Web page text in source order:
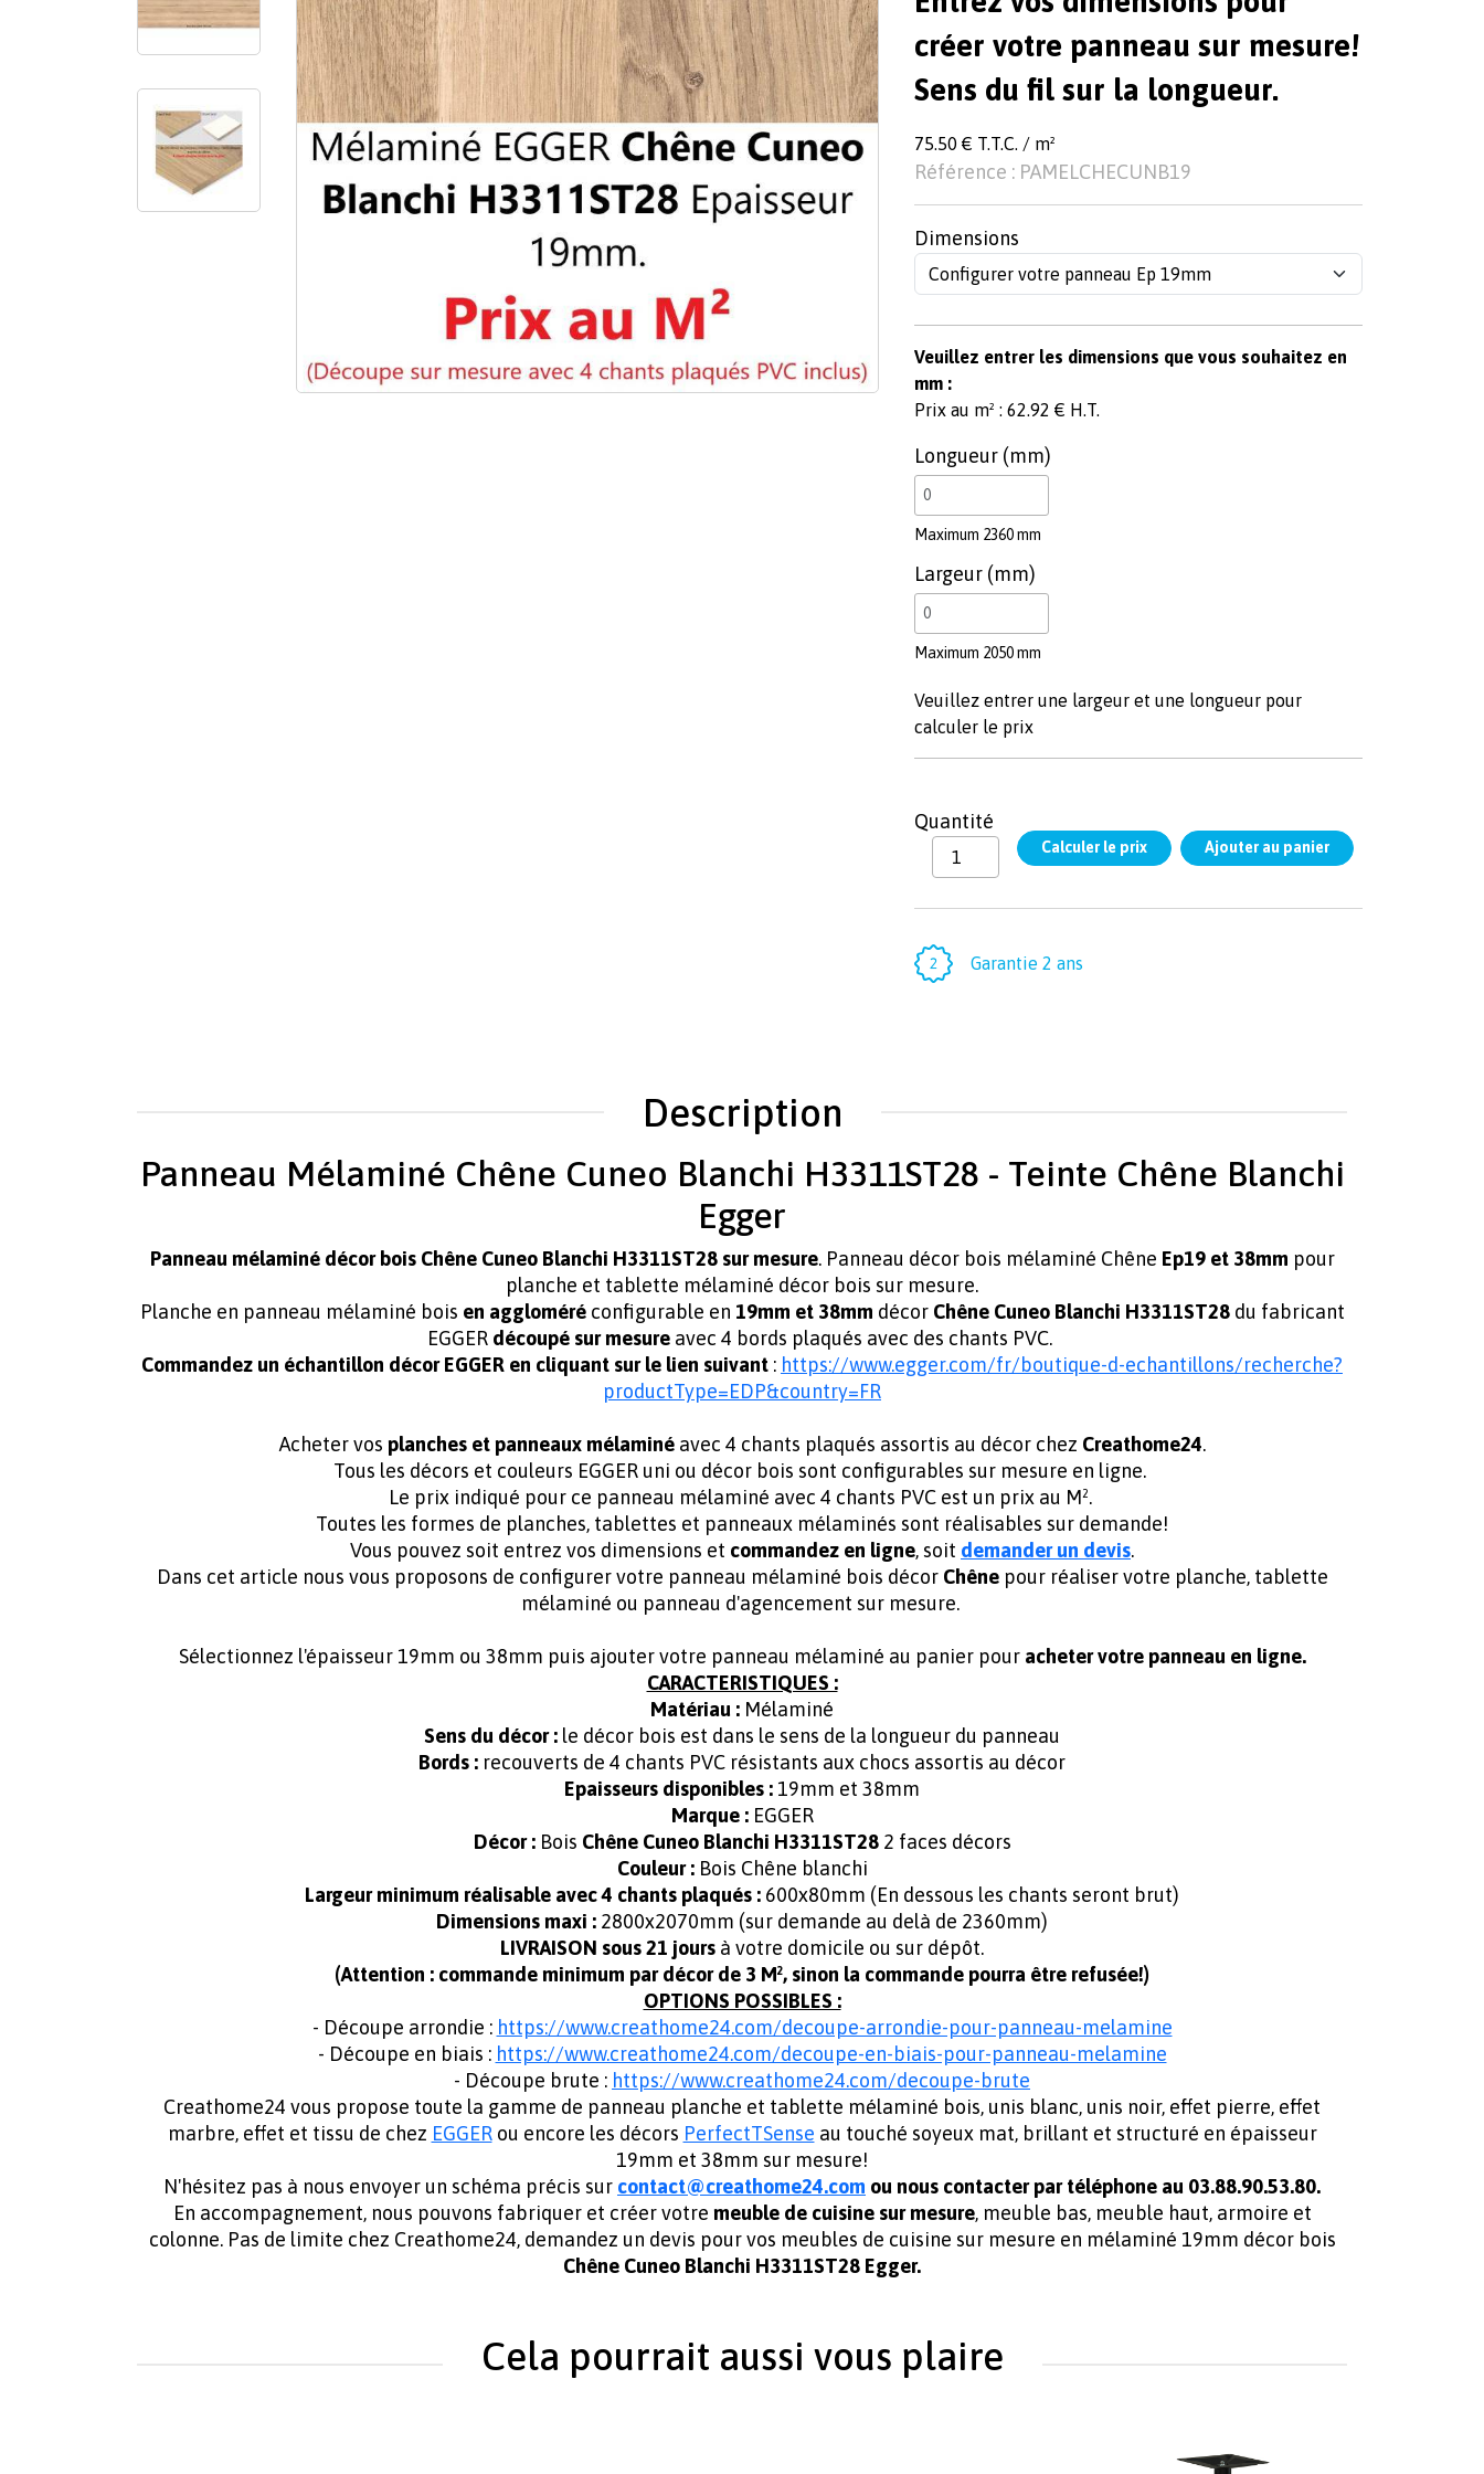
créer votre panneau sur mesure!
Sens du fil sur la longueur.
75.50 € T.T.C. / m²
Référence : PAMELCHECUNB19
Dimensions
Veuillez entrer les dimensions que vous souhaitez en
mm :
Prix au m² : 62.92 € H.T.
Longueur (mm)
Maximum 2360 mm
Largeur (mm)
Maximum 2050 mm
Veuillez entrer une largeur et une longueur pour
calculer le prix
Quantité
Garantie 2 ans
Description
Panneau Mélaminé Chêne Cuneo Blanchi H3311ST28 - Teinte Chêne Blanchi
Egger
Panneau mélaminé décor bois Chêne Cuneo Blanchi H3311ST28 sur mesure. Panneau décor bois mélaminé Chêne Ep19 et 38mm pour
planche et tablette mélaminé décor bois sur mesure.
Planche en panneau mélaminé bois en aggloméré configurable en 19mm et 38mm décorChêne Cuneo Blanchi H3311ST28 du fabricant
EGGER découpé sur mesure avec 4 bords plaqués avec des chants PVC.
Commandez un échantillon décor EGGER en cliquant sur le lien suivant : https://www.egger.com/fr/boutique-d-echantillons/recherche?
productType=EDP&country=FR
Acheter vos planches et panneaux mélaminé avec 4 chants plaqués assortis au décor chez Creathome24.
Tous les décors et couleurs EGGER uni ou décor bois sont configurables sur mesure en ligne.
Le prix indiqué pour ce panneau mélaminé avec 4 chants PVC est un prix au M².
Toutes les formes de planches, tablettes et panneaux mélaminés sont réalisables sur demande!
Vous pouvez soit entrez vos dimensions et commandez en ligne, soit demander un devis.
Dans cet article nous vous proposons de configurer votre panneau mélaminé bois décor Chênepour réaliser votre planche, tablette
mélaminé ou panneau d'agencement sur mesure.
Sélectionnez l'épaisseur 19mm ou 38mm puis ajouter votre panneau mélaminé au panier pour acheter votre panneau en ligne.
CARACTERISTIQUES :
Matériau : Mélaminé
Sens du décor : le décor bois est dans le sens de la longueur du panneau
Bords : recouverts de 4 chants PVC résistants aux chocs assortis au décor
Epaisseurs disponibles : 19mm et 38mm
Marque :EGGER
Décor :Bois Chêne Cuneo Blanchi H3311ST28 2 faces décors
Couleur : Bois Chêne blanchi
Largeur minimum réalisable avec 4 chants plaqués : 600x80mm (En dessous les chants seront brut)
Dimensions maxi : 2800x2070mm (sur demande au delà de 2360mm)
LIVRAISON sous 21 jours à votre domicile ou sur dépôt.
(Attention : commande minimum par décor de 3 M², sinon la commande pourra être refusée!)
OPTIONS POSSIBLES :
- Découpe arrondie : https://www.creathome24.com/decoupe-arrondie-pour-panneau-melamine
- Découpe en biais : https://www.creathome24.com/decoupe-en-biais-pour-panneau-melamine
- Découpe brute : https://www.creathome24.com/decoupe-brute
Creathome24 vous propose toute la gamme de panneau planche et tablette mélaminé bois, unis blanc, unis noir, effet pierre, effet
marbre, effet et tissu de chez EGGERou encore les décors PerfectTSense au touché soyeux mat, brillant et structuré en épaisseur
19mm et 38mm sur mesure!
N'hésitez pas à nous envoyer un schéma précis sur contact@creathome24.com ou nous contacter par téléphone au 03.88.90.53.80.
En accompagnement, nous pouvons fabriquer et créer votre meuble de cuisine sur mesure, meuble bas, meuble haut, armoire et
colonne. Pas de limite chez Creathome24, demandez un devis pour vos meubles de cuisine sur mesure en mélaminé 19mm décor bois
Chêne Cuneo Blanchi H3311ST28 Egger.
Cela pourrait aussi vous plaire